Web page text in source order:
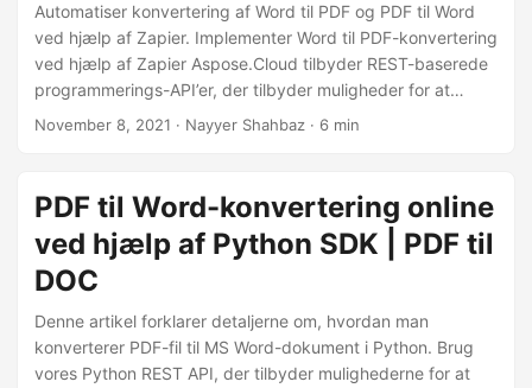
Automatiser konvertering af Word til PDF og PDF til Word
ved hjælp af Zapier. Implementer Word til PDF-konvertering
ved hjælp af Zapier Aspose.Cloud tilbyder REST-baserede
programmerings-API’er, der tilbyder muligheder for at
oprette, redigere og konvertere Word, Excel, PowerPoint,
tilbyder vi en Word til PDF konverteringsapp på Zapier, der
gør det muligt for dig at forbinde dine dokumentlagre fra
Google Drive eller Dropbox til vores filbehandlingstjeneste
og automatisere dine daglige opgaver nemt.
November 8, 2021 · Nayyer Shahbaz · 6 min
PDF til Word-konvertering online
ved hjælp af Python SDK | PDF til
DOC
Denne artikel forklarer detaljerne om, hvordan man
konverterer PDF-fil til MS Word-dokument i Python. Brug
vores Python REST API, der tilbyder mulighederne for at